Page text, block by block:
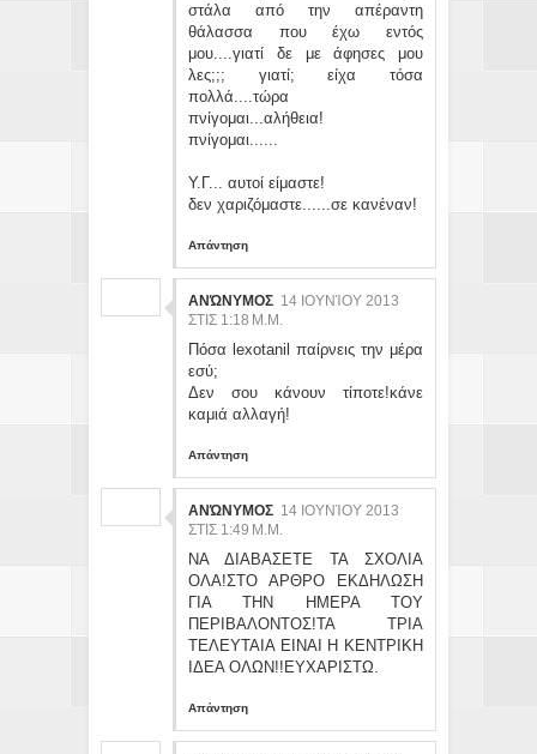
στάλα από την απέραντη
θάλασσα που έχω εντός
μου....γιατί δε με άφησες μου
λες;;; γιατί; είχα τόσα
πολλά....τώρα
πνίγομαι...αλήθεια!
πνίγομαι......
Υ.Γ... αυτοί είμαστε!
δεν χαριζόμαστε......σε κανέναν!
Απάντηση
ΑΝΏΝΥΜΟΣ 14 ΙΟΥΝΊΟΥ 2013
ΣΤΙΣ 1:18 Μ.Μ.
Πόσα lexotanil παίρνεις την μέρα
εσύ;
Δεν σου κάνουν τίποτε!κάνε
καμιά αλλαγή!
Απάντηση
ΑΝΏΝΥΜΟΣ 14 ΙΟΥΝΊΟΥ 2013
ΣΤΙΣ 1:49 Μ.Μ.
ΝΑ ΔΙΑΒΑΣΕΤΕ ΤΑ ΣΧΟΛΙΑ
ΟΛΑ!ΣΤΟ ΑΡΘΡΟ ΕΚΔΗΛΩΣΗ
ΓΙΑ ΤΗΝ ΗΜΕΡΑ ΤΟΥ
ΠΕΡΙΒΑΛΟΝΤΟΣ!ΤΑ ΤΡΙΑ
ΤΕΛΕΥΤΑΙΑ ΕΙΝΑΙ Η ΚΕΝΤΡΙΚΗ
ΙΔΕΑ ΟΛΩΝ!!ΕΥΧΑΡΙΣΤΩ.
Απάντηση